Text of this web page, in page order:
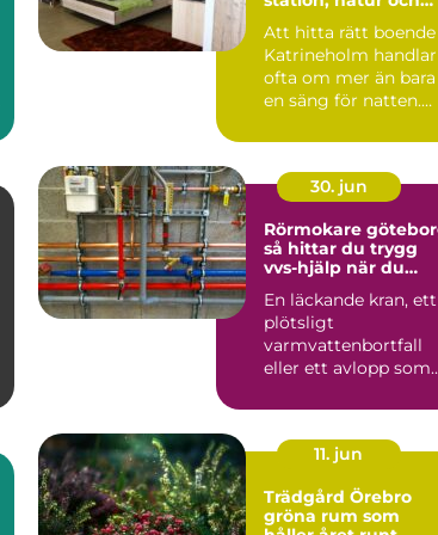
Att hitta rätt
Katrineholm handlar
ofta om mer än bara
en säng för natten.
30. jun
Rörmokare
så hittar du trygg
vvs-hjälp när du
En läckande kran, ett
plötsligt
varmvattenbortfall
eller ett avlopp som
igenom vatt...
11. jun
Trädgård Örebro
gröna rum som